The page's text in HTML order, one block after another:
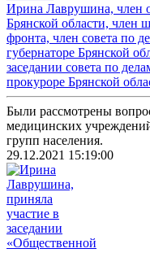
Ирина Лаврушина, член
Брянской области, член
фронта, член совета по
губернаторе Брянской
заседании совета по
прокуроре Брянской
Были рассмотрены
медицинских
групп населения.
29.12.2021 15:19:00